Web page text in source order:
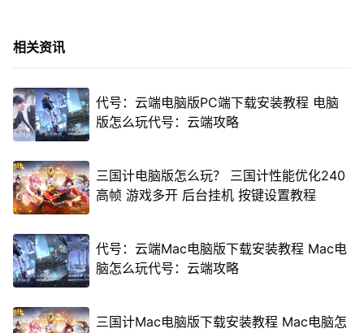
相关资讯
代号：云端电脑版PC端下载安装教程 电脑
版怎么玩代号：云端攻略
三国计电脑版怎么玩？ 三国计性能优化240
高帧 游戏多开 后台挂机 按键设置教程
代号：云端Mac电脑版下载安装教程 Mac电
脑怎么玩代号：云端攻略
三国计Mac电脑版下载安装教程 Mac电脑怎